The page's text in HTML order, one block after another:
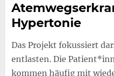
Hypertonie
Das Projekt fokussiert
entlasten. Die
kommen häufig mit